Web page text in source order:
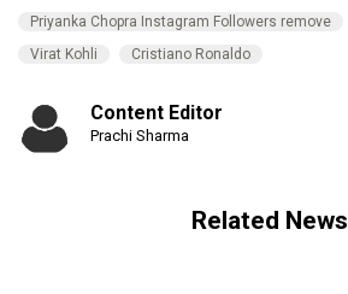
Priyanka Chopra Instagram Followers remove
Virat Kohli
Cristiano Ronaldo
Content Editor
Prachi Sharma
Related News